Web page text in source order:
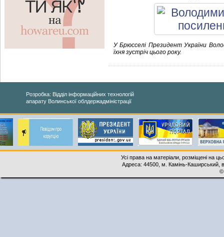
У Брюсселі Президент України
їхня зустріч цього року.
Розробка: Відділ інформаційних технологій
апарату Волинської облдержадміністрації
Усі права на матеріали, розміщені на
Адреса: 44500, м. Камінь-Каширський,
©